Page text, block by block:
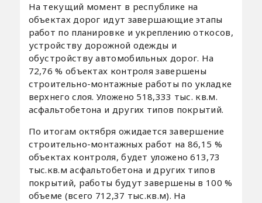
На текущий момент в республике на
объектах дорог идут завершающие этапы
работ по планировке и укреплению откосов,
устройству дорожной одежды и
обустройству автомобильных дорог. На
72,76 % объектах контроля завершены
строительно-монтажные работы по укладке
верхнего слоя. Уложено 518,333 тыс. кв.м.
асфальтобетона и других типов покрытий.
По итогам октября ожидается завершение
строительно-монтажных работ на 86,15 %
объектах контроля, будет уложено 613,73
тыс.кв.м асфальтобетона и других типов
покрытий, работы будут завершены в 100 %
объеме (всего 712,37 тыс.кв.м). На